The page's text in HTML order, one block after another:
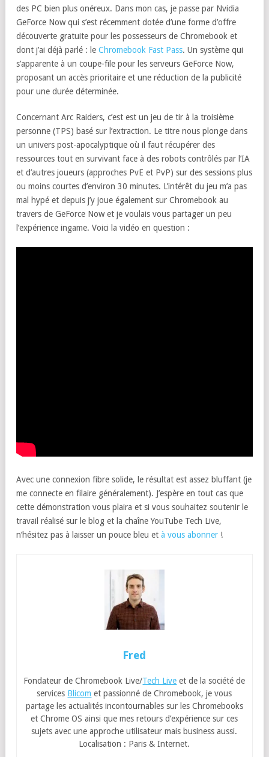
des PC bien plus onéreux. Dans mon cas, je passe par Nvidia
GeForce Now qui s’est récemment dotée d’une forme d’offre
découverte gratuite pour les possesseurs de Chromebook et
dont j’ai déjà parlé : le Chromebook Fast Pass. Un système qui
s’apparente à un coupe-file pour les serveurs GeForce Now,
proposant un accès prioritaire et une réduction de la publicité
pour une durée déterminée.
Concernant Arc Raiders, c’est est un jeu de tir à la troisième
personne (TPS) basé sur l’extraction. Le titre nous plonge dans
un univers post-apocalyptique où il faut récupérer des
ressources tout en survivant face à des robots contrôlés par l’IA
et d’autres joueurs (approches PvE et PvP) sur des sessions plus
ou moins courtes d’environ 30 minutes. L’intérêt du jeu m’a pas
mal hypé et depuis j’y joue également sur Chromebook au
travers de GeForce Now et je voulais vous partager un peu
l’expérience ingame. Voici la vidéo en question :
Avec une connexion fibre solide, le résultat est assez bluffant (je
me connecte en filaire généralement). J’espère en tout cas que
cette démonstration vous plaira et si vous souhaitez soutenir le
travail réalisé sur le blog et la chaîne YouTube Tech Live,
n’hésitez pas à laisser un pouce bleu et à vous abonner !
Fred
Fondateur de Chromebook Live/Tech Live et de la société de
services Blicom et passionné de Chromebook, je vous
partage les actualités incontournables sur les Chromebooks
et Chrome OS ainsi que mes retours d’expérience sur ces
sujets avec une approche utilisateur mais business aussi.
Localisation : Paris & Internet.